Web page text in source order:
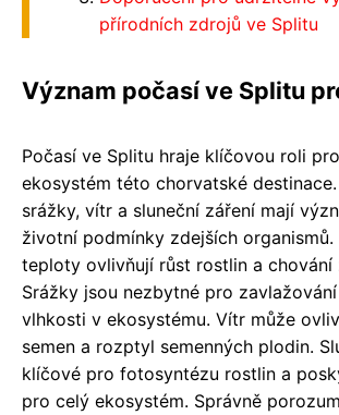
přírodních zdrojů ve Splitu
Význam počasí ve Splitu
Počasí ve Splitu hraje klíčovou roli
ekosystém této chorvatské
srážky, vítr a sluneční záření mají
životní podmínky zdejších organismů.
teploty ovlivňují růst rostlin a chování
Srážky jsou nezbytné pro
vlhkosti v ekosystému. Vítr může
semen a rozptyl semenných plodin.
klíčové pro fotosyntézu rostlin a
pro celý ekosystém. Správně